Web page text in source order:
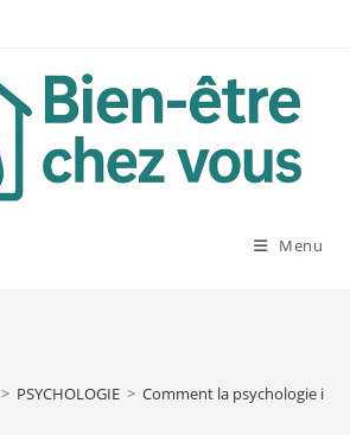
Menu
> PSYCHOLOGIE > Comment la psychologie